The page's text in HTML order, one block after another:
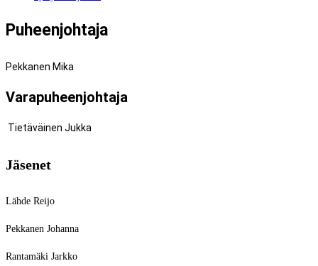
Puheenjohtaja
Pekkanen Mika
Varapuheenjohtaja
Tietäväinen Jukka
Jäsenet
Lähde Reijo
Pekkanen Johanna
Rantamäki Jarkko